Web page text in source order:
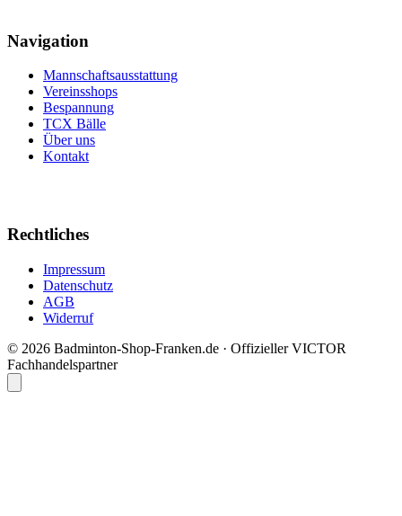
Navigation
Mannschaftsausstattung
Vereinsshops
Bespannung
TCX Bälle
Über uns
Kontakt
Rechtliches
Impressum
Datenschutz
AGB
Widerruf
© 2026 Badminton-Shop-Franken.de · Offizieller VICTOR
Fachhandelspartner